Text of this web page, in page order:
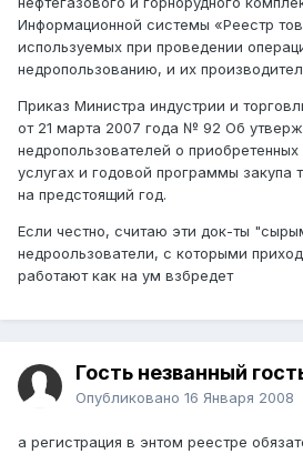
Информационной системы «Реестр
используемых при проведении
недропользованию, и их
Приказ Министра индустрии и
от 21 марта 2007 года № 92 Об
недропользователей о
услугах и годовой программы закупа
на предстоящий год.
Если честно, считаю эти док-ты
недроользователи, с которыми
работают как на ум взбредет
Гость незванный
Опубликовано 16 Января 2008
а регистрация в энтом реестре